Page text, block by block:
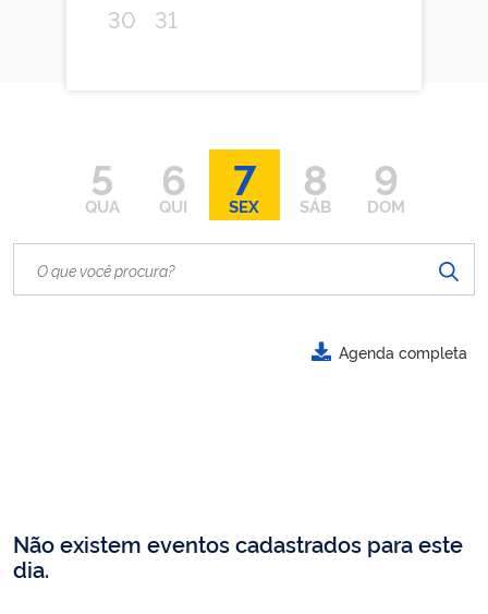
30
31
5
QUA
6
QUI
7
SEX
8
SÁB
9
DOM
Agenda completa
Não existem eventos cadastrados para este
dia.